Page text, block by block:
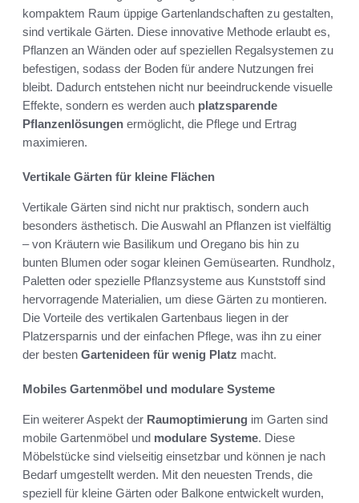
kompaktem Raum üppige Gartenlandschaften zu gestalten,
sind vertikale Gärten. Diese innovative Methode erlaubt es,
Pflanzen an Wänden oder auf speziellen Regalsystemen zu
befestigen, sodass der Boden für andere Nutzungen frei
bleibt. Dadurch entstehen nicht nur beeindruckende visuelle
Effekte, sondern es werden auch platzsparende
Pflanzenlösungen ermöglicht, die Pflege und Ertrag
maximieren.
Vertikale Gärten für kleine Flächen
Vertikale Gärten sind nicht nur praktisch, sondern auch
besonders ästhetisch. Die Auswahl an Pflanzen ist vielfältig
– von Kräutern wie Basilikum und Oregano bis hin zu
bunten Blumen oder sogar kleinen Gemüsearten. Rundholz,
Paletten oder spezielle Pflanzsysteme aus Kunststoff sind
hervorragende Materialien, um diese Gärten zu montieren.
Die Vorteile des vertikalen Gartenbaus liegen in der
Platzersparnis und der einfachen Pflege, was ihn zu einer
der besten Gartenideen für wenig Platz macht.
Mobiles Gartenmöbel und modulare Systeme
Ein weiterer Aspekt der Raumoptimierung im Garten sind
mobile Gartenmöbel und modulare Systeme. Diese
Möbelstücke sind vielseitig einsetzbar und können je nach
Bedarf umgestellt werden. Mit den neuesten Trends, die
speziell für kleine Gärten oder Balkone entwickelt wurden,